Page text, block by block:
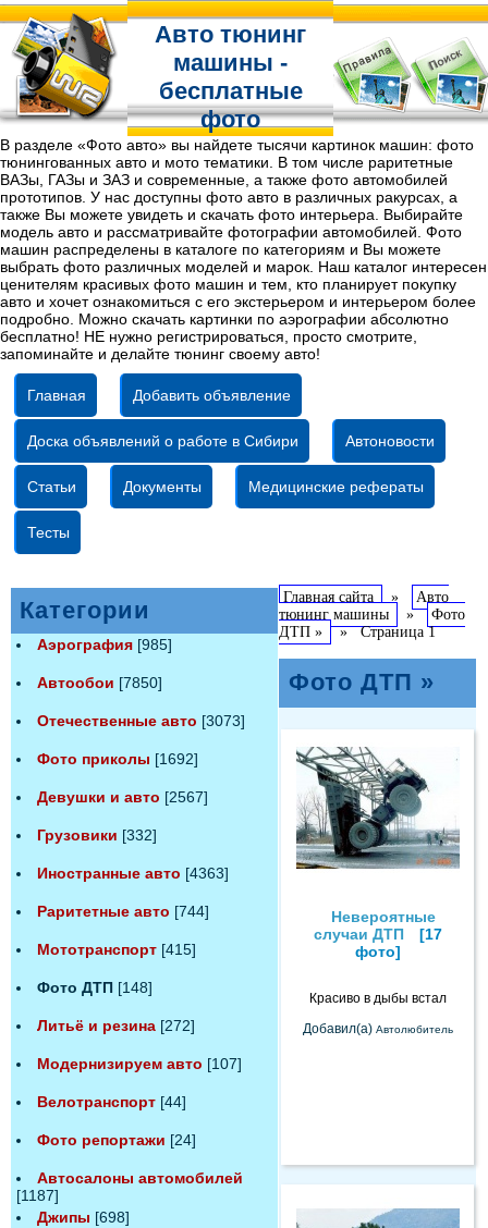
Авто тюнинг
машины -
бесплатные
фото
В разделе «Фото авто» вы найдете тысячи картинок машин: фото
тюнингованных авто и мото тематики. В том числе раритетные
ВАЗы, ГАЗы и ЗАЗ и современные, а также фото автомобилей
прототипов. У нас доступны фото авто в различных ракурсах, а
также Вы можете увидеть и скачать фото интерьера. Выбирайте
модель авто и рассматривайте фотографии автомобилей. Фото
машин распределены в каталоге по категориям и Вы можете
выбрать фото различных моделей и марок. Наш каталог интересен
ценителям красивых фото машин и тем, кто планирует покупку
авто и хочет ознакомиться с его экстерьером и интерьером более
подробно. Можно скачать картинки по аэрографии абсолютно
бесплатно! НЕ нужно регистрироваться, просто смотрите,
запоминайте и делайте тюнинг своему авто!
Главная Добавить объявление
Доска объявлений о работе в Сибири Автоновости
Статьи Документы Медицинские рефераты
Тесты
Категории
Аэрография [985]
Автообои [7850]
Отечественные авто [3073]
Фото приколы [1692]
Девушки и авто [2567]
Грузовики [332]
Иностранные авто [4363]
Раритетные авто [744]
Мототранспорт [415]
Фото ДТП [148]
Литьё и резина [272]
Модернизируем авто [107]
Велотранспорт [44]
Фото репортажи [24]
Автосалоны автомобилей
[1187]
Джипы [698]
Главная сайта »
Авто
тюнинг машины
» Фото
ДТП » »Страница 1
Фото ДТП »
Невероятные
случаи ДТП
[17
фото]
Красиво в дыбы встал
Добавил(а) Автолюбитель